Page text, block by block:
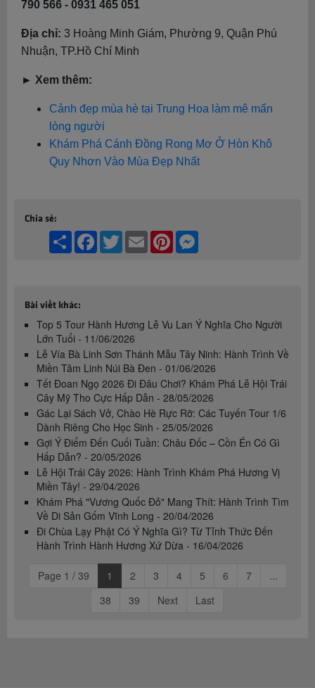
790 566 - 0931 465 051
Địa chỉ: 3 Hoàng Minh Giám, Phường 9, Quận Phú
Nhuận, TP.Hồ Chí Minh
► Xem thêm:
Cảnh đẹp mùa hè tại Trung Hoa làm mê mẩn
lòng người
Khám Phá Cánh Đồng Rong Mơ Ở Hòn Khô
Quy Nhơn Vào Mùa Đẹp Nhất
Chia sẻ:
Share Facebook
TwitterEmail Pinterest
Bài viết khác:
Top 5 Tour Hành Hương Lễ Vu Lan Ý Nghĩa Cho Người
Lớn Tuổi - 11/06/2026
Lễ Vía Bà Linh Sơn Thánh Mẫu Tây Ninh: Hành Trình Về
Miền Tâm Linh Núi Bà Đen - 01/06/2026
Tết Đoan Ngọ 2026 Đi Đâu Chơi? Khám Phá Lễ Hội Trái
Cây Mỹ Tho Cực Hấp Dẫn - 28/05/2026
Gác Lại Sách Vở, Chào Hè Rực Rỡ: Các Tuyến Tour 1/6
Dành Riêng Cho Học Sinh - 25/05/2026
Gợi Ý Điểm Đến Cuối Tuần: Châu Đốc – Cồn Én Có Gì
Hấp Dẫn? - 20/05/2026
Lễ Hội Trái Cây 2026: Hành Trình Khám Phá Hương Vị
Miền Tây! - 29/04/2026
Khám Phá "Vương Quốc Đỏ" Mang Thít: Hành Trình Tìm
Về Di Sản Gốm Vĩnh Long - 20/04/2026
Đi Chùa Lạy Phật Có Ý Nghĩa Gì? Từ Tỉnh Thức Đến
Hành Trình Hành Hương Xứ Dừa - 16/04/2026
Page 1 / 39 1 2 3 4 5 6 7
...
38
39 Next Last